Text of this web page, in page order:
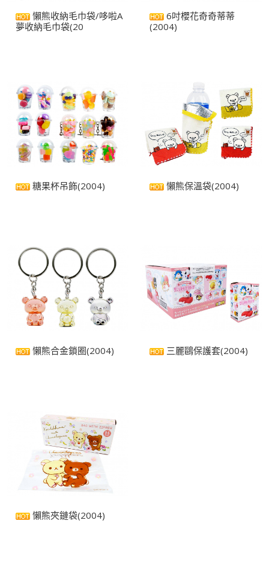
懶熊收納毛巾袋/哆啦A
夢收納毛巾袋(20
6吋櫻花奇奇蒂蒂
(2004)
糖果杯吊飾(2004) 懶熊保溫袋(2004)
懶熊合金鎖圈(2004) 三麗鷗保護套(2004)
懶熊夾鏈袋(2004)